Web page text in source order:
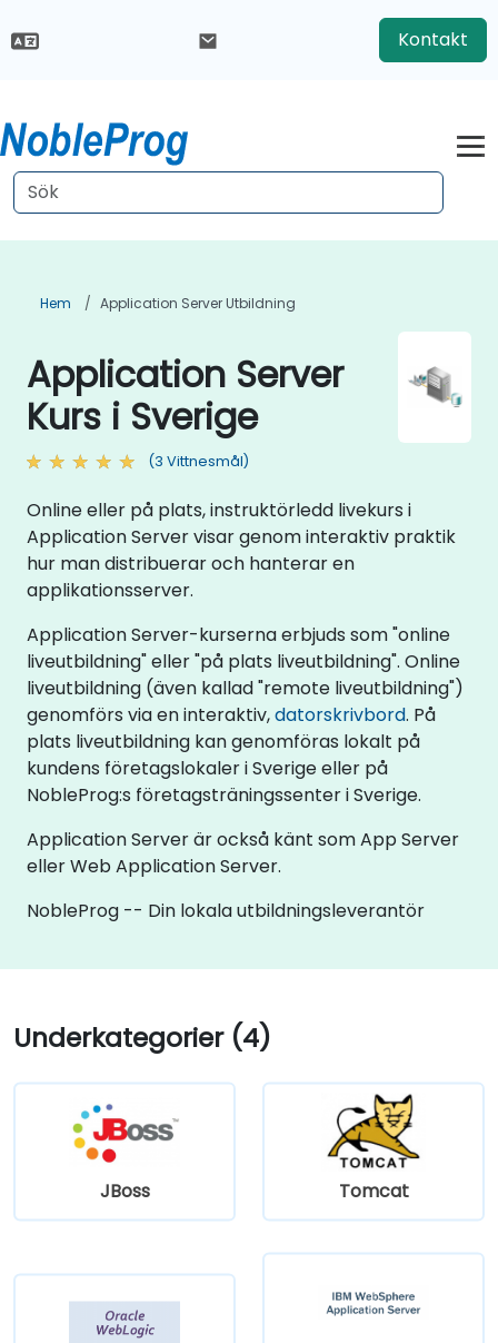
Kontakt
Hem Application Server Utbildning
Application Server
Kurs i Sverige
(3 Vittnesmål)
Online eller på plats, instruktörledd livekurs i
Application Server visar genom interaktiv praktik
hur man distribuerar och hanterar en
applikationsserver.
Application Server-kurserna erbjuds som "online
liveutbildning" eller "på plats liveutbildning". Online
liveutbildning (även kallad "remote liveutbildning")
genomförs via en interaktiv,datorskrivbord. På
plats liveutbildning kan genomföras lokalt på
kundens företagslokaler i Sverige eller på
NobleProg:s företagsträningssenter i Sverige.
Application Server är också känt som App Server
eller Web Application Server.
NobleProg -- Din lokala utbildningsleverantör
Underkategorier (4)
JBoss Tomcat